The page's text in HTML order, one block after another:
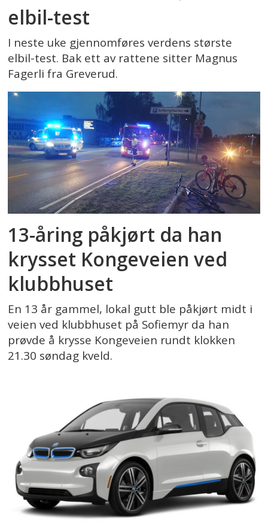
elbil-test
I neste uke gjennomføres verdens største
elbil-test. Bak ett av rattene sitter Magnus
Fagerli fra Greverud.
13-åring påkjørt da han
krysset Kongeveien ved
klubbhuset
En 13 år gammel, lokal gutt ble påkjørt midt i
veien ved klubbhuset på Sofiemyr da han
prøvde å krysse Kongeveien rundt klokken
21.30 søndag kveld.